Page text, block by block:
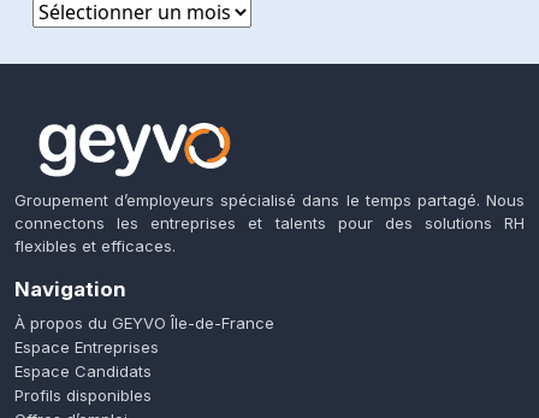
Archives
Groupement d’employeurs spécialisé dans le temps partagé. Nous
connectons les entreprises et talents pour des solutions RH
flexibles et efficaces.
Navigation
À propos du GEYVO Île-de-France
Espace Entreprises
Espace Candidats
Profils disponibles